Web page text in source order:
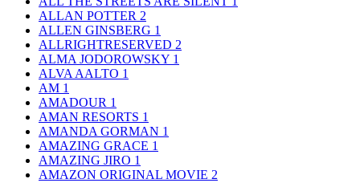
ALLAN POTTER 2
ALLEN GINSBERG 1
ALLRIGHTRESERVED 2
ALMA JODOROWSKY 1
ALVA AALTO 1
AM 1
AMADOUR 1
AMAN RESORTS 1
AMANDA GORMAN 1
AMAZING GRACE 1
AMAZING JIRO 1
AMAZON ORIGINAL MOVIE 2